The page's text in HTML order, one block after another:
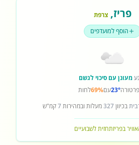
פריז,צרפת
הוסף למועדפים
מעונן עם סיכוי לגשם
23°עם69%לחות
בכיוון327מעלות ובמהירות7קמ"ש
בפריזתחזית לשבועיים